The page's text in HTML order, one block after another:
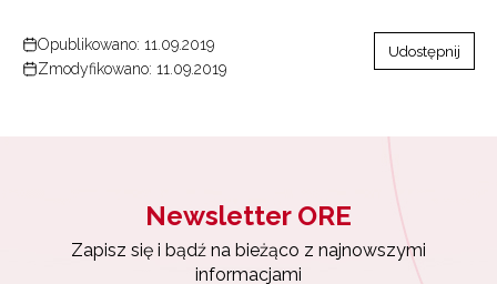
Opublikowano: 11.09.2019
Zmodyfikowano: 11.09.2019
Udostępnij
Newsletter ORE
Zapisz się i bądź na bieżąco z najnowszymi
informacjami